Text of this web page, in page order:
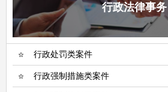
行政法律事务
行政处罚类案件
行政强制措施类案件